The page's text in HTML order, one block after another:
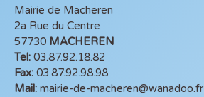
Mairie de Macheren
2a Rue du Centre
57730 MACHEREN
Tel: 03.87.92.18.82
Fax: 03.87.92.98.98
Mail: mairie-de-macheren@wanadoo.fr